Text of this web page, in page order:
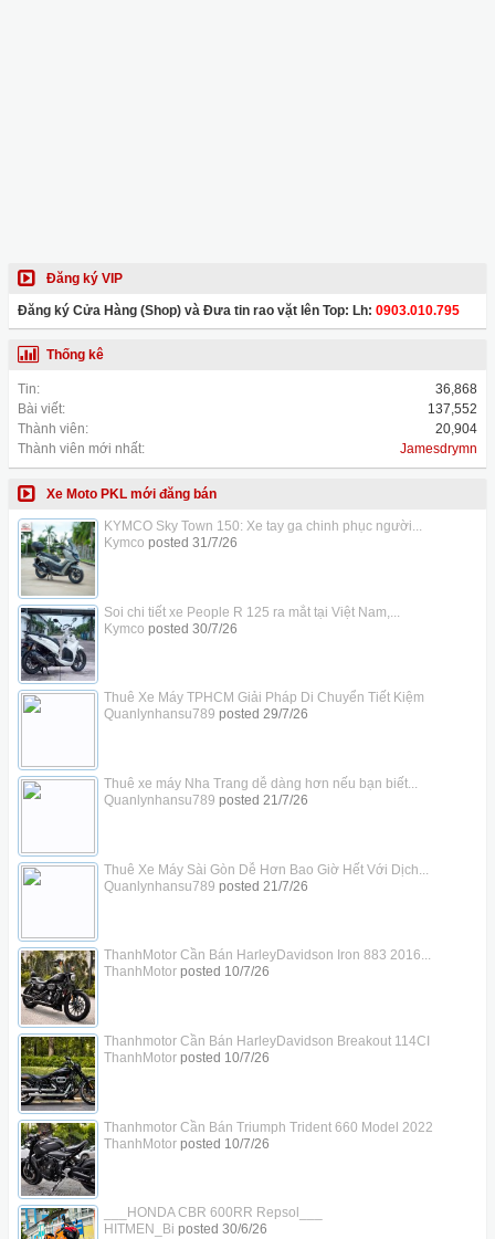
Đăng ký VIP
Đăng ký Cửa Hàng (Shop) và Đưa tin rao vặt lên Top: Lh: 0903.010.795
Thống kê
Tin:
36,868
Bài viết:
137,552
Thành viên:
20,904
Thành viên mới nhất:
Jamesdrymn
Xe Moto PKL mới đăng bán
KYMCO Sky Town 150: Xe tay ga chinh phục người...
Kymco posted 31/7/26
Soi chi tiết xe People R 125 ra mắt tại Việt Nam,...
Kymco posted 30/7/26
Thuê Xe Máy TPHCM Giải Pháp Di Chuyển Tiết Kiệm
Quanlynhansu789 posted 29/7/26
Thuê xe máy Nha Trang dễ dàng hơn nếu bạn biết...
Quanlynhansu789 posted 21/7/26
Thuê Xe Máy Sài Gòn Dễ Hơn Bao Giờ Hết Với Dịch...
Quanlynhansu789 posted 21/7/26
ThanhMotor Cần Bán HarleyDavidson Iron 883 2016...
ThanhMotorposted 10/7/26
Thanhmotor Cần Bán HarleyDavidson Breakout 114CI
ThanhMotorposted 10/7/26
Thanhmotor Cần Bán Triumph Trident 660 Model 2022
ThanhMotorposted 10/7/26
___HONDA CBR 600RR Repsol___
HITMEN_Bi posted 30/6/26